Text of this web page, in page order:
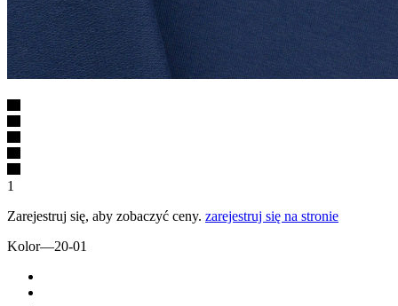
1
Zarejestruj się, aby zobaczyć ceny. zarejestruj się na stronie
Kolor—20-01